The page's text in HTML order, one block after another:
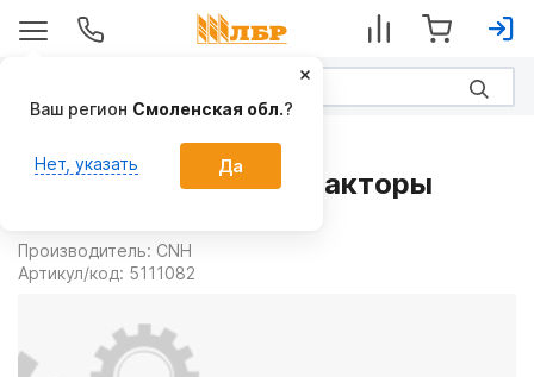
Втулка 5111082 на Тракторы
Производитель: CNH
Артикул/код: 5111082
Ваш регион Смоленская обл.?
Нет, указать Да